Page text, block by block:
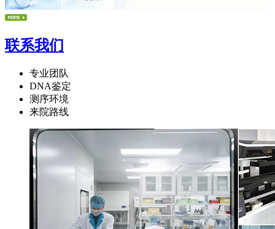
联系我们
专业团队
DNA鉴定
测序环境
来院路线